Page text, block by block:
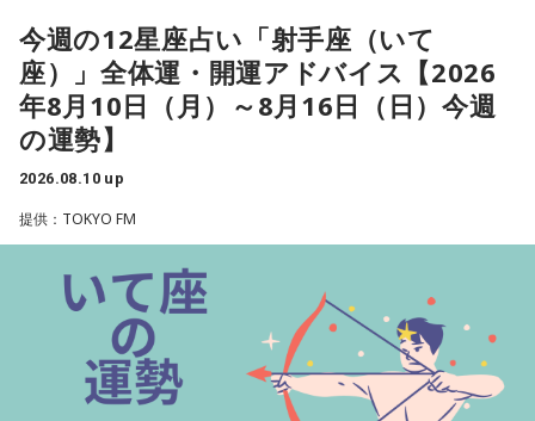
ようです。自分の考えが伝わると、心が軽くなることでしょ
う。距離を感じていた相手とも、気持ちが通じ合う瞬間があ
りそう。体の底から感じる喜びを大切にしてみて。
★ワンポイントアドバイス★
たくさんの情報が入りそうですが、必要なものと不要なもの
をしっかり区別していくと良いでしょう。
■監修者プロフィール：夏目みやび（なつめ・みやび）
東京・池袋占い館セレーネ所属。メッセージ性の高い鑑定は
今週の12星座占い「射手座（いて
座）」全体運・開運アドバイス【2026
年8月10日（月）～8月16日（日）今週
の運勢】
2026.08.10 up
提供：TOKYO FM